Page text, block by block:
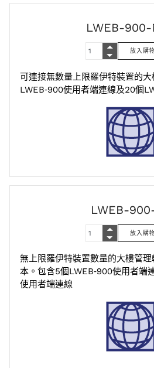
LWEB-900-
可連接無數量上限羅伊特裝置的
LWEB‑900使用者端連線及20個
LWEB-
無上限羅伊特裝置數量的大樓管
本。包含5個LWEB‑900使用者端
使用者端連線